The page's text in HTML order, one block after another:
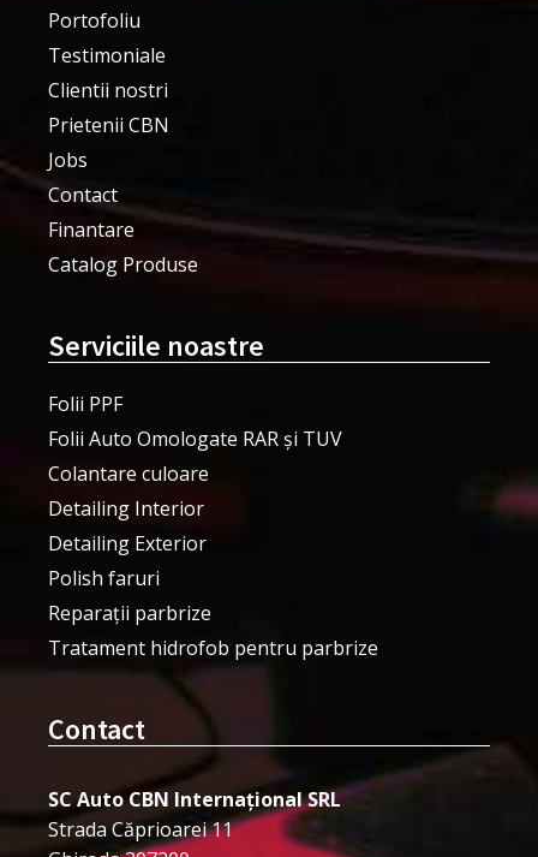
Portofoliu
Testimoniale
Clientii nostri
Prietenii CBN
Jobs
Contact
Finantare
Catalog Produse
Serviciile noastre
Folii PPF
Folii Auto Omologate RAR și TUV
Colantare culoare
Detailing Interior
Detailing Exterior
Polish faruri
Reparații parbrize
Tratament hidrofob pentru parbrize
Contact
SC Auto CBN Internațional SRL
Strada Căprioarei 11